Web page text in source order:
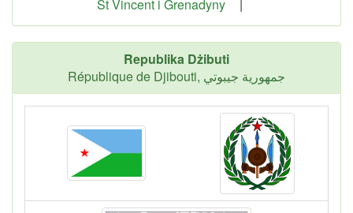
St Vincent i Grenadyny
|
Republika Dżibuti
République de Djibouti, جمهورية جيبوتي